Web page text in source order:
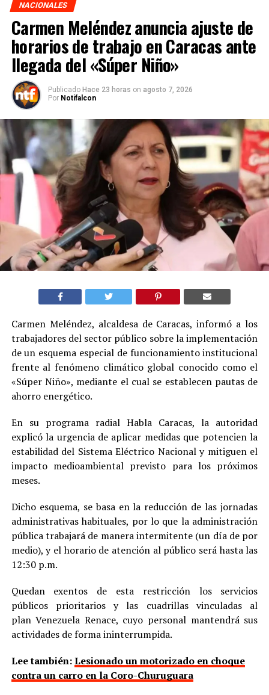
NACIONALES
Carmen Meléndez anuncia ajuste de
horarios de trabajo en Caracas ante
llegada del «Súper Niño»
Publicado Hace 23 horas on agosto 7, 2026
Por Notifalcon
Carmen Meléndez, alcaldesa de Caracas, informó a los
trabajadores del sector público sobre la implementación
de un esquema especial de funcionamiento institucional
frente al fenómeno climático global conocido como el
«Súper Niño», mediante el cual se establecen pautas de
ahorro energético.
En su programa radial Habla Caracas, la autoridad
explicó la urgencia de aplicar medidas que potencien la
estabilidad del Sistema Eléctrico Nacional y mitiguen el
impacto medioambiental previsto para los próximos
meses.
Dicho esquema, se basa en la reducción de las jornadas
administrativas habituales, por lo que la administración
pública trabajará de manera intermitente (un día de por
medio), y el horario de atención al público será hasta las
12:30 p.m.
Quedan exentos de esta restricción los servicios
públicos prioritarios y las cuadrillas vinculadas al
plan Venezuela Renace, cuyo personal mantendrá sus
actividades de forma ininterrumpida.
Lee también:Lesionado un motorizado en choque
contra un carro en la Coro-Churuguara